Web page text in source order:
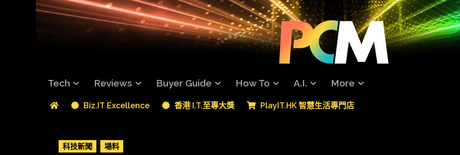
Tech Reviews Buyer Guide How To A.I. More
Biz.IT Excellence 香港 I.T.至專大獎 PlayIT.HK 智慧生活專門店
科技新聞 場料